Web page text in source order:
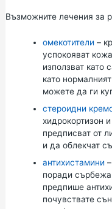
Възможните лечения за
омекотители –
успокояват
използват като
като
можете да ги
стероидни
хидрокортизон
предписват от
и да облекчат
антихистамини
поради
предпише
почувствате